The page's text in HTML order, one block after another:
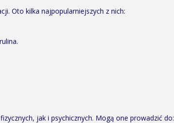
Oto kilka najpopularniejszych z nich:
jak i psychicznych. Mogą one prowadzić do: